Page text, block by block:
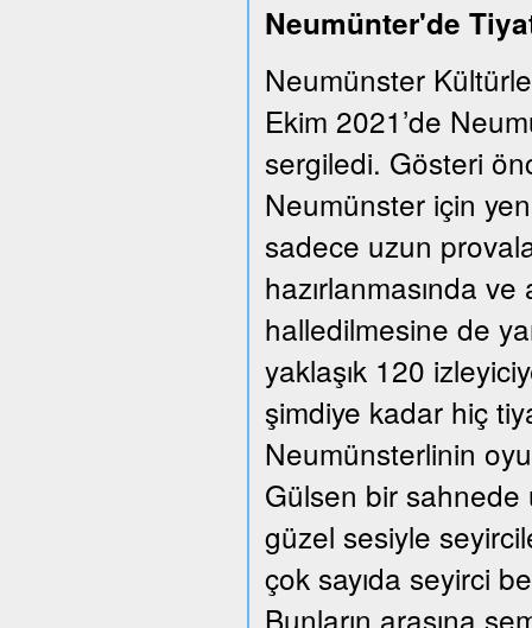
Neumünter'de
Neumünster
Ekim 2021’de
sergiledi. Gösteri
Neumünster için
sadece uzun
hazırlanmasında
halledilmesine de
yaklaşık 120
şimdiye kadar hiç
Neumünsterlinin
Gülsen bir sahnede
güzel sesiyle
çok sayıda seyirci
Bunların arasına